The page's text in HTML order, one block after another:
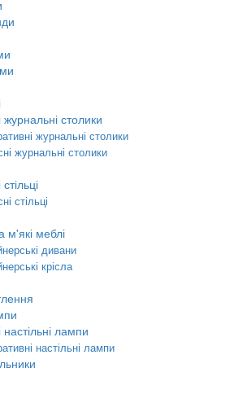
журнальні столики
журнальні столики
журнальні столики
стільці
м'які меблі
дивани
крісла
лампи
настільні лампи